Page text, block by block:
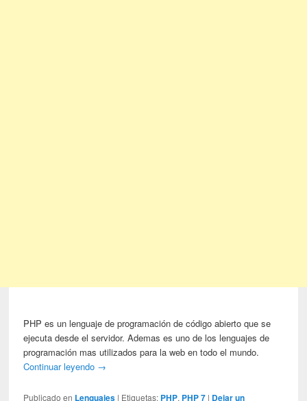
PHP es un lenguaje de programación de código abierto que se
ejecuta desde el servidor. Ademas es uno de los lenguajes de
programación mas utilizados para la web en todo el mundo.
Continuar leyendo →
Publicado en Lenguajes | Etiquetas: PHP, PHP 7 | Dejar un